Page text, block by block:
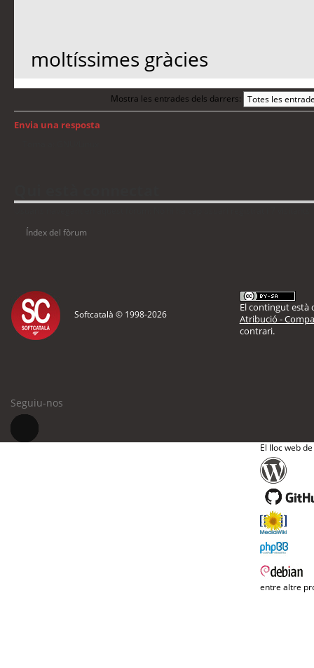
moltíssimes gràcies
Mostra les entrades dels darrers:
Envia una resposta
Índex del fòrum
Softcatalà © 1998-2026
El contingut està
Atribució -
contrari.
Seguiu-nos
El lloc web
entre altre